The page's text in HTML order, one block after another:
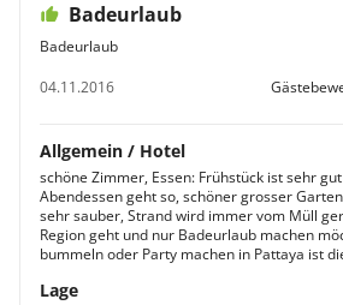
Badeurlaub
Badeurlaub
04.11.2016
Allgemein / Hotel
schöne Zimmer, Essen: Frühstück ist sehr
Abendessen geht so, schöner grosser
sehr sauber, Strand wird immer vom Müll
Region geht und nur Badeurlaub machen
bummeln oder Party machen in Pattaya ist
Lage